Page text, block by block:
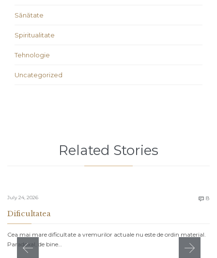
Sănătate
Spiritualitate
Tehnologie
Uncategorized
Related Stories
July 24, 2026  8
Dificultatea
Cea mai mare dificultate a vremurilor actuale nu este de ordin material.
Paradoxal, de bine…